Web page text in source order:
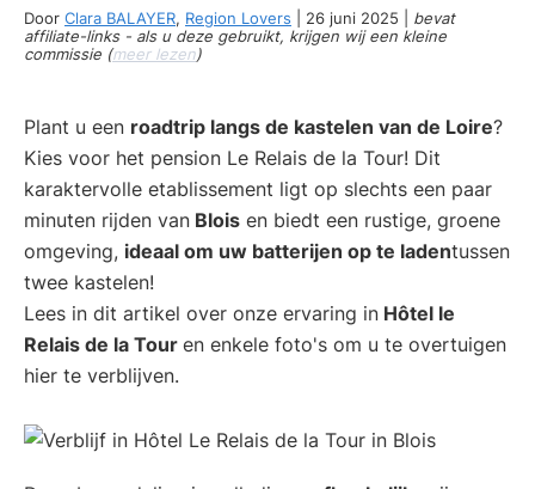
-
De
van
Claire
en
Manu
Door Clara BALAYER, Region Lovers 26 juni 2025
bevat
affiliate-links - als u deze gebruikt, krijgen wij een kleine
commissie (meer lezen)
Plant u een roadtrip langs de kastelen van de Loire?
Kies voor het pension Le Relais de la Tour! Dit
karaktervolle etablissement ligt op slechts een paar
minuten rijden van Blois en biedt een rustige, groene
omgeving, ideaal om uw batterijen op te ladentussen
twee kastelen!
Lees in dit artikel over onze ervaring in Hôtel le
Relais de la Tour en enkele foto's om u te overtuigen
hier te verblijven.